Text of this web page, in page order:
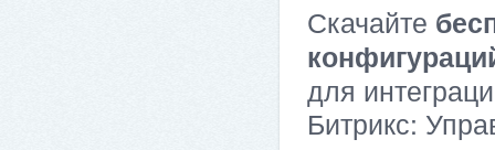
Скачайте
для
Битрикс: